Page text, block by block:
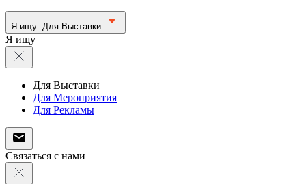
Я ищу: Для Выставки
Я ищу
Для Выставки
Для Мероприятия
Для Рекламы
Связаться с нами